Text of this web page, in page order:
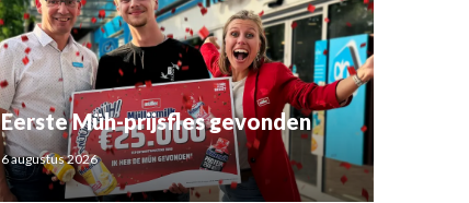
Eerste Müh-prijsfles gevonden
6 augustus 2026